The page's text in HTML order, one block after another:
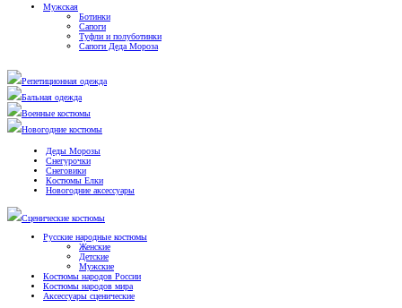
Мужская
Ботинки
Сапоги
Туфли и полуботинки
Сапоги Деда Мороза
Репетиционная одежда
Бальная одежда
Военные костюмы
Новогодние костюмы
Деды Морозы
Снегурочки
Снеговики
Костюмы Елки
Новогодние аксессуары
Сценические костюмы
Русские народные костюмы
Женские
Детские
Мужские
Костюмы народов России
Костюмы народов мира
Аксессуары сценические